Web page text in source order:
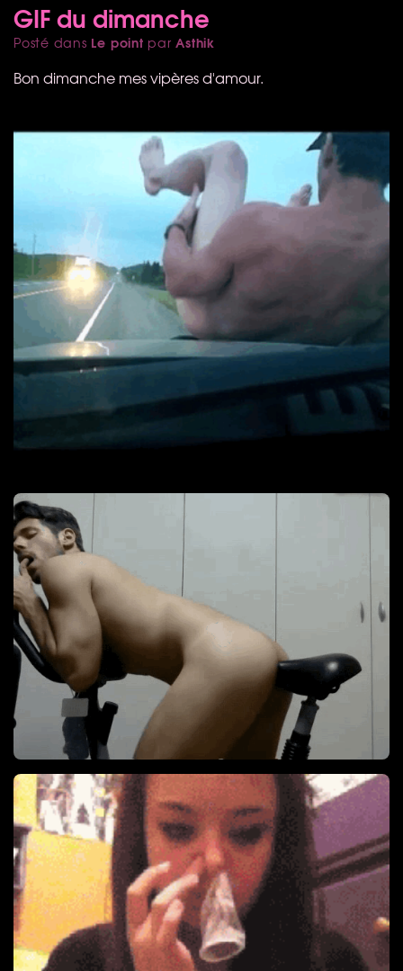
GIF du dimanche
Posté dans Le point parAsthik
Bon dimanche mes vipères d'amour.